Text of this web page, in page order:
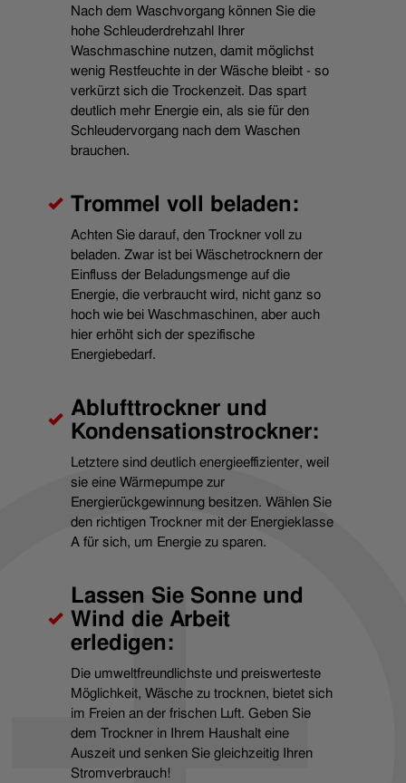
Nach dem Waschvorgang können Sie die
hohe Schleuderdrehzahl Ihrer
Waschmaschine nutzen, damit möglichst
wenig Restfeuchte in der Wäsche bleibt - so
verkürzt sich die Trockenzeit. Das spart
deutlich mehr Energie ein, als sie für den
Schleudervorgang nach dem Waschen
brauchen.
Trommel voll beladen:
Achten Sie darauf, den Trockner voll zu
beladen. Zwar ist bei Wäschetrocknern der
Einfluss der Beladungsmenge auf die
Energie, die verbraucht wird, nicht ganz so
hoch wie bei Waschmaschinen, aber auch
hier erhöht sich der spezifische
Energiebedarf.
Ablufttrockner und
Kondensationstrockner:
Letztere sind deutlich energieeffizienter, weil
sie eine Wärmepumpe zur
Energierückgewinnung besitzen. Wählen Sie
den richtigen Trockner mit der Energieklasse
A für sich, um Energie zu sparen.
Lassen Sie Sonne und
Wind die Arbeit
erledigen:
Die umweltfreundlichste und preiswerteste
Möglichkeit, Wäsche zu trocknen, bietet sich
im Freien an der frischen Luft. Geben Sie
dem Trockner in Ihrem Haushalt eine
Auszeit und senken Sie gleichzeitig Ihren
Stromverbrauch!